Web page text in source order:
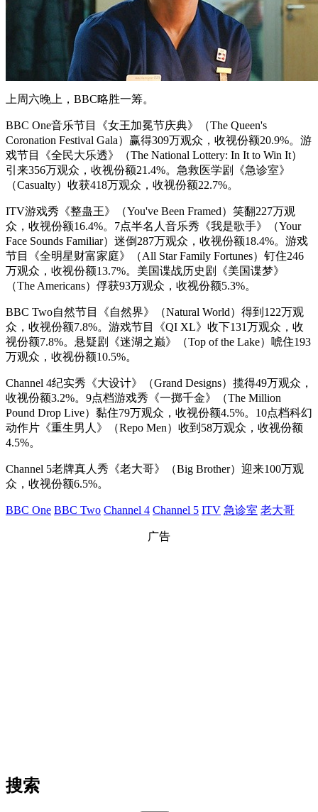
上周六晚上，BBC略胜一筹。
BBC One音乐节目《女王加冕节庆典》（The Queen's
Coronation Festival Gala）赢得309万观众，收视份额20.9%。游
戏节目《全民大乐透》（The National Lottery: In It to Win It）
引来356万观众，收视份额21.4%。急救医学剧《急诊室》
（Casualty）收获418万观众，收视份额22.7%。
ITV游戏秀《整蛊王》（You've Been Framed）笑翻227万观
众，收视份额16.4%。7点半名人音乐秀《我是歌手》（Your
Face Sounds Familiar）迷倒287万观众，收视份额18.4%。游戏
节目《全明星财富家庭》（All Star Family Fortunes）钉住246
万观众，收视份额13.7%。美国谍战历史剧《美国谍梦》
（The Americans）俘获93万观众，收视份额5.3%。
BBC Two自然节目《自然界》（Natural World）得到122万观
众，收视份额7.8%。游戏节目《QI XL》收下131万观众，收
视份额7.8%。悬疑剧《迷湖之巅》（Top of the Lake）唬住193
万观众，收视份额10.5%。
Channel 4纪实秀《大设计》（Grand Designs）揽得49万观众，
收视份额3.2%。9点档游戏秀《一掷千金》（The Million
Pound Drop Live）黏住79万观众，收视份额4.5%。10点档科幻
动作片《重生男人》（Repo Men）收到58万观众，收视份额
4.5%。
Channel 5老牌真人秀《老大哥》（Big Brother）迎来100万观
众，收视份额6.5%。
BBC One BBC Two Channel 4 Channel 5 ITV 急诊室 老大哥
广告
搜索